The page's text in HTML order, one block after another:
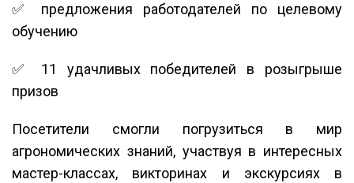
✅ предложения работодателей по целевому
обучению
✅ 11 удачливых победителей в розыгрыше
призов
Посетители смогли погрузиться в мир
агрономических знаний, участвуя в интересных
мастер-классах, викторинах и экскурсиях в